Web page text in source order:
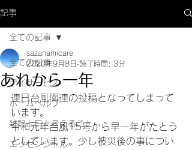
記事
全ての記事
デイサービス
ホームヘルプ
雑記と日々考えること
エッセンシャル
全ての記事
あれから一年
sazanamicare
2020年9月8日 読了時間: 3分
連日台風関連の投稿となってしまって
います。
令和元年台風15号から早一年がたとう
としています。少し被災後の事につい